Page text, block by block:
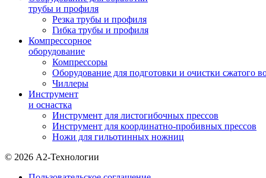
трубы и профиля
Резка трубы и профиля
Гибка трубы и профиля
Компрессорное
оборудование
Компрессоры
Оборудование для подготовки и очистки сжатого
Чиллеры
Инструмент
и оснастка
Инструмент для листогибочных прессов
Инструмент для координатно-пробивных прессов
Ножи для гильотинных ножниц
© 2026 А2-Технологии